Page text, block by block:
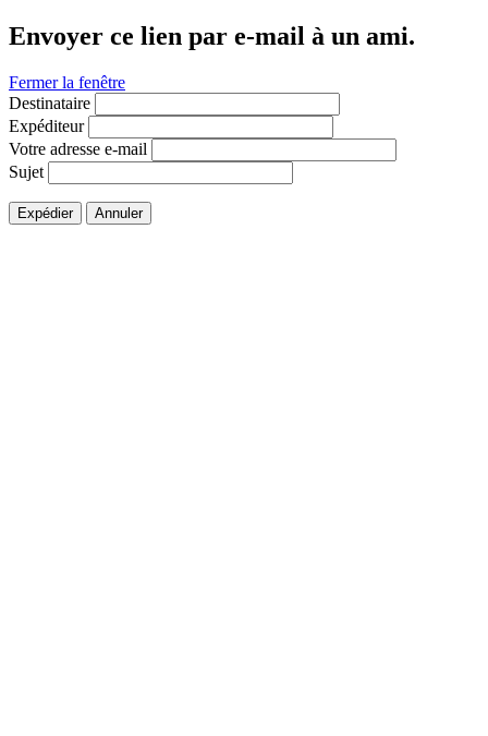
Envoyer ce lien par e-mail à un ami.
Fermer la fenêtre
Destinataire
Expéditeur
Votre adresse e-mail
Sujet
Expédier Annuler